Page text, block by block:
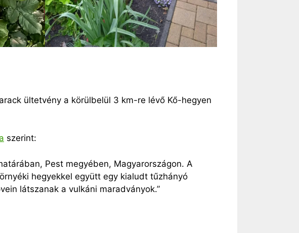
ültetvény a körülbelül 3 km-re lévő Kő-hegyen
szerint:
Pest megyében, Magyarországon. A
hegyekkel együtt egy kialudt tűzhányó
látszanak a vulkáni maradványok.”